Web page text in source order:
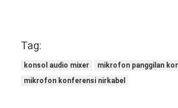
Tag:
konsol audio mixer
mikrofon panggilan
mikrofon konferensi nirkabel